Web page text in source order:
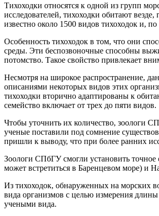
Тихоходки относятся к одной из групп
исследователей, тихоходки обитают
известно около 1500 видов тихоходок и,
Особенность тихоходок в том, что они
среды. Эти беспозвоночные способны
потомство. Такое свойство привлекает
Несмотря на широкое распространение,
описаниями некоторых видов этих
тихоходки вторично адаптированы к
семейство включает от трех до пяти видов.
Чтобы уточнить их количество, зоологи
ученые поставили под сомнение
пришли к выводу, что при более ранних
Зоологи СПбГУ смогли установить
может встретиться в Баренцевом море) и
Из тихоходок, обнаруженных на морских
вида организмов с целью измерения
учеными вида.